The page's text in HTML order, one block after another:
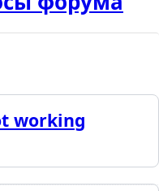
working